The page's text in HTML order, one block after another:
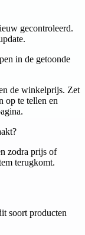
gecontroleerd.
in de getoonde
de winkelprijs. Zet
op te tellen en
zodra prijs of
terugkomt.
soort producten